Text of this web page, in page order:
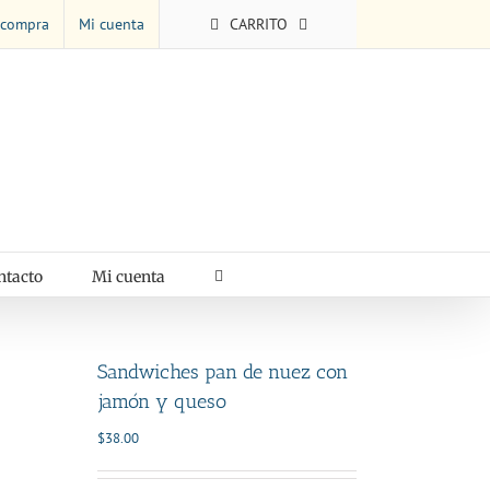
Mi cuenta CARRITO
Mi cuenta
Sandwiches pan de nuez con
jamón y queso
$38.00